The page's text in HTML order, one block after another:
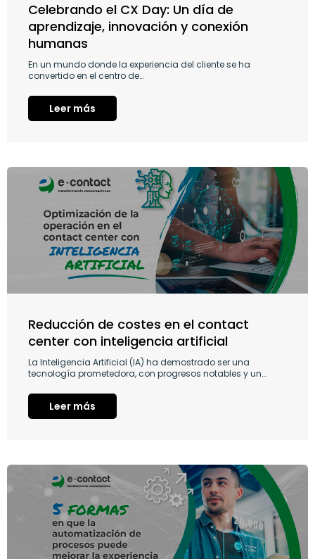
Celebrando el CX Day: Un día de
aprendizaje, innovación y conexión
humanas
En un mundo donde la experiencia del cliente se ha
convertido en el centro de…
Leer más
Reducción de costes en el contact
center con inteligencia artificial
La Inteligencia Artificial (IA) ha demostrado ser una
tecnología prometedora, con progresos notables y un…
Leer más